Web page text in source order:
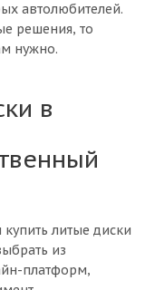
автолюбителей.
решения, то
нужно.
в
литые диски
из
платформ,